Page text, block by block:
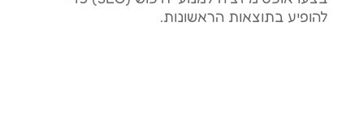
להופיע בתוצאות הראשונות.